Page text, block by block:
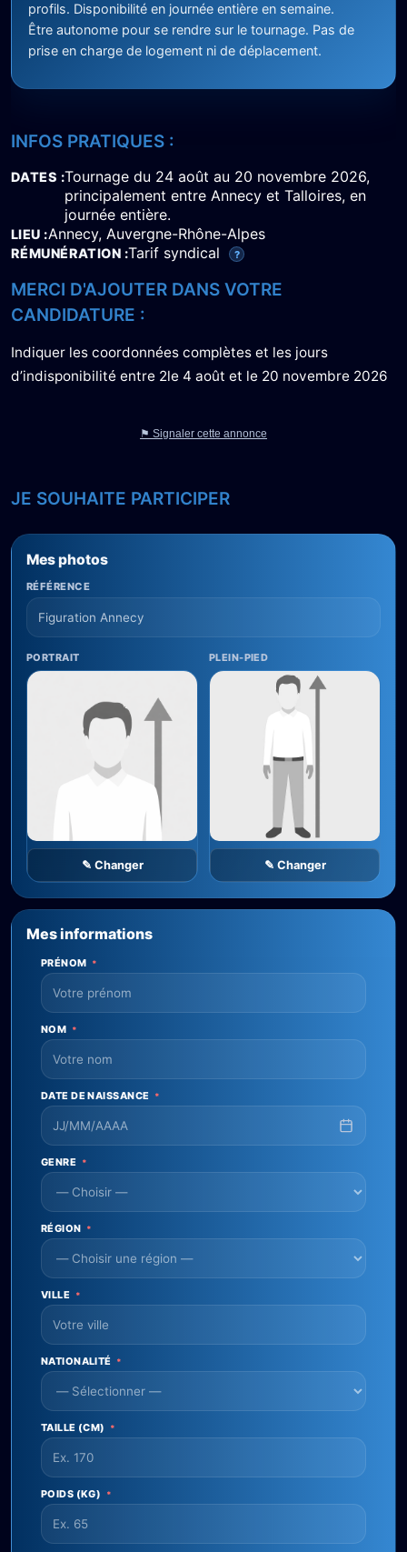
profils. Disponibilité en journée entière en semaine.
Être autonome pour se rendre sur le tournage. Pas de
prise en charge de logement ni de déplacement.
INFOS PRATIQUES :
DATES Tournage du 24 août au 20 novembre 2026,
principalement entre Annecy et Talloires, en
journée entière.
LIEU Annecy, Auvergne-Rhône-Alpes
RÉMUNÉRATION Tarif syndical ?
MERCI D'AJOUTER DANS VOTRE
CANDIDATURE :
Indiquer les coordonnées complètes et les jours
d’indisponibilité entre 2le 4 août et le 20 novembre 2026
⚑ Signaler cette annonce
JE SOUHAITE PARTICIPER
Mes photos
RÉFÉRENCE
PORTRAIT
✎ Changer
PLEIN-PIED
✎ Changer
Mes informations
PRÉNOM *
NOM *
DATE DE NAISSANCE *
GENRE *
RÉGION *
VILLE *
NATIONALITÉ *
TAILLE (CM) *
POIDS (KG) *